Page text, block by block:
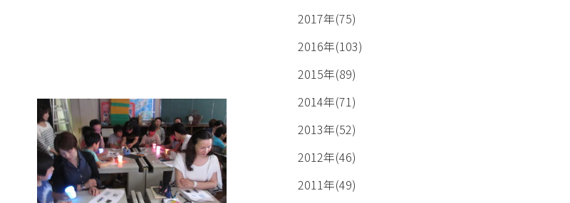
2017年(75)
2016年(103)
2015年(89)
2014年(71)
2013年(52)
2012年(46)
2011年(49)